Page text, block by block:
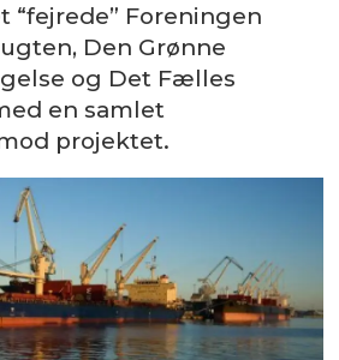
“fejrede” Foreningen
Den Grønne
og Det Fælles
en samlet
projektet.